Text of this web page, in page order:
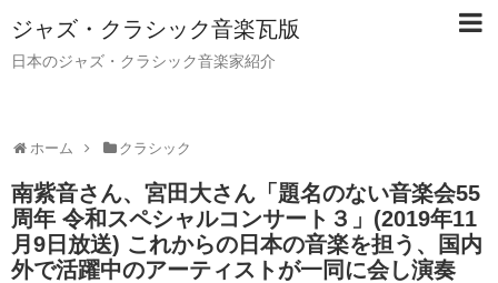
ジャズ・クラシック音楽瓦版
日本のジャズ・クラシック音楽家紹介
ホーム クラシック
南紫音さん、宮田大さん「題名のない音楽会55
周年 令和スペシャルコンサート３」(2019年11
月9日放送) これからの日本の音楽を担う、国内
外で活躍中のアーティストが一同に会し演奏